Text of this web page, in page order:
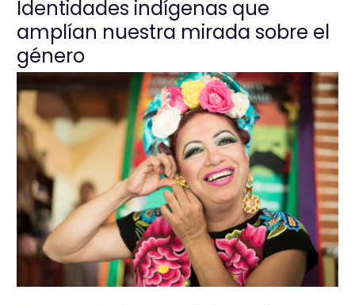
Identidades indígenas que
amplían nuestra mirada sobre el
género